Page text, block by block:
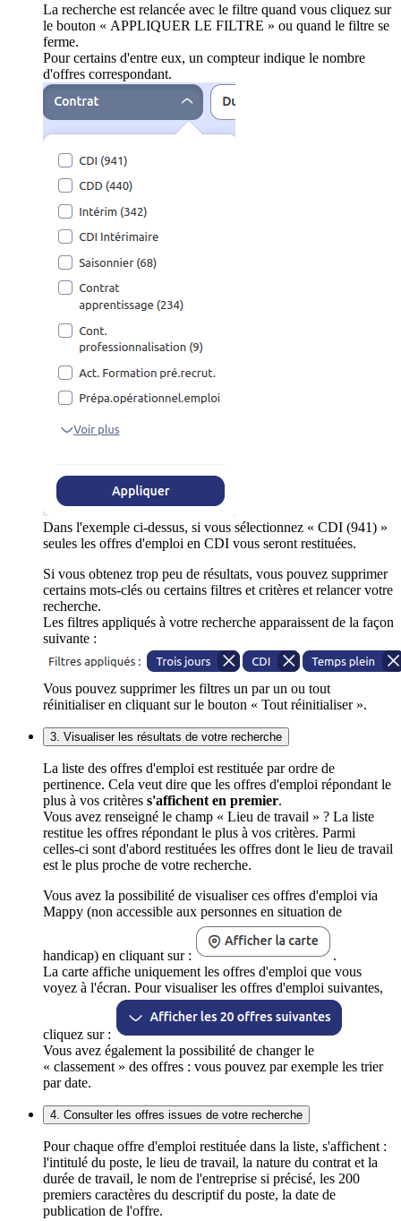
La recherche est relancée avec le filtre quand vous cliquez sur
le bouton « APPLIQUER LE FILTRE » ou quand le filtre se
ferme.
Pour certains d'entre eux, un compteur indique le nombre
d'offres correspondant.
Dans l'exemple ci-dessus, si vous sélectionnez « CDI (941) »
seules les offres d'emploi en CDI vous seront restituées.
Si vous obtenez trop peu de résultats, vous pouvez supprimer
certains mots-clés ou certains filtres et critères et relancer votre
recherche.
Les filtres appliqués à votre recherche apparaissent de la façon
suivante :
Vous pouvez supprimer les filtres un par un ou tout
réinitialiser en cliquant sur le bouton « Tout réinitialiser ».
3. Visualiser les résultats de votre recherche
La liste des offres d'emploi est restituée par ordre de
pertinence. Cela veut dire que les offres d'emploi répondant le
plus à vos critères s'affichent en premier.
Vous avez renseigné le champ « Lieu de travail » ? La liste
restitue les offres répondant le plus à vos critères. Parmi
celles-ci sont d'abord restituées les offres dont le lieu de travail
est le plus proche de votre recherche.
Vous avez la possibilité de visualiser ces offres d'emploi via
Mappy (non accessible aux personnes en situation de
handicap) en cliquant sur :
.
La carte affiche uniquement les offres d'emploi que vous
voyez à l'écran. Pour visualiser les offres d'emploi suivantes,
cliquez sur :
Vous avez également la possibilité de changer le
« classement » des offres : vous pouvez par exemple les trier
par date.
4. Consulter les offres issues de votre recherche
Pour chaque offre d'emploi restituée dans la liste, s'affichent :
l'intitulé du poste, le lieu de travail, la nature du contrat et la
durée de travail, le nom de l'entreprise si précisé, les 200
premiers caractères du descriptif du poste, la date de
publication de l'offre.